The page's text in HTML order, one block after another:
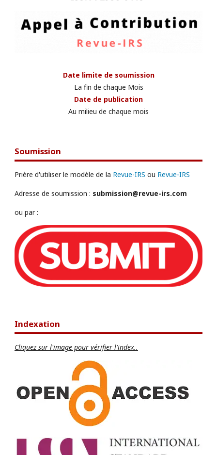
Date limite de soumission
La fin de chaque Mois
Date de publication
Au milieu de chaque mois
Soumission
Prière d'utiliser le modèle de la Revue-IRS ou Revue-IRS
Adresse de soumission : submission@revue-irs.com
ou par :
Indexation
Cliquez sur l'image pour vérifier l'index..